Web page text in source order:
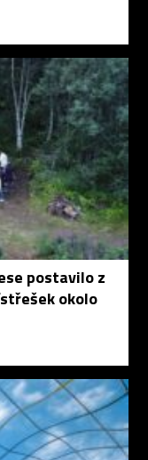
postavilo z
okolo